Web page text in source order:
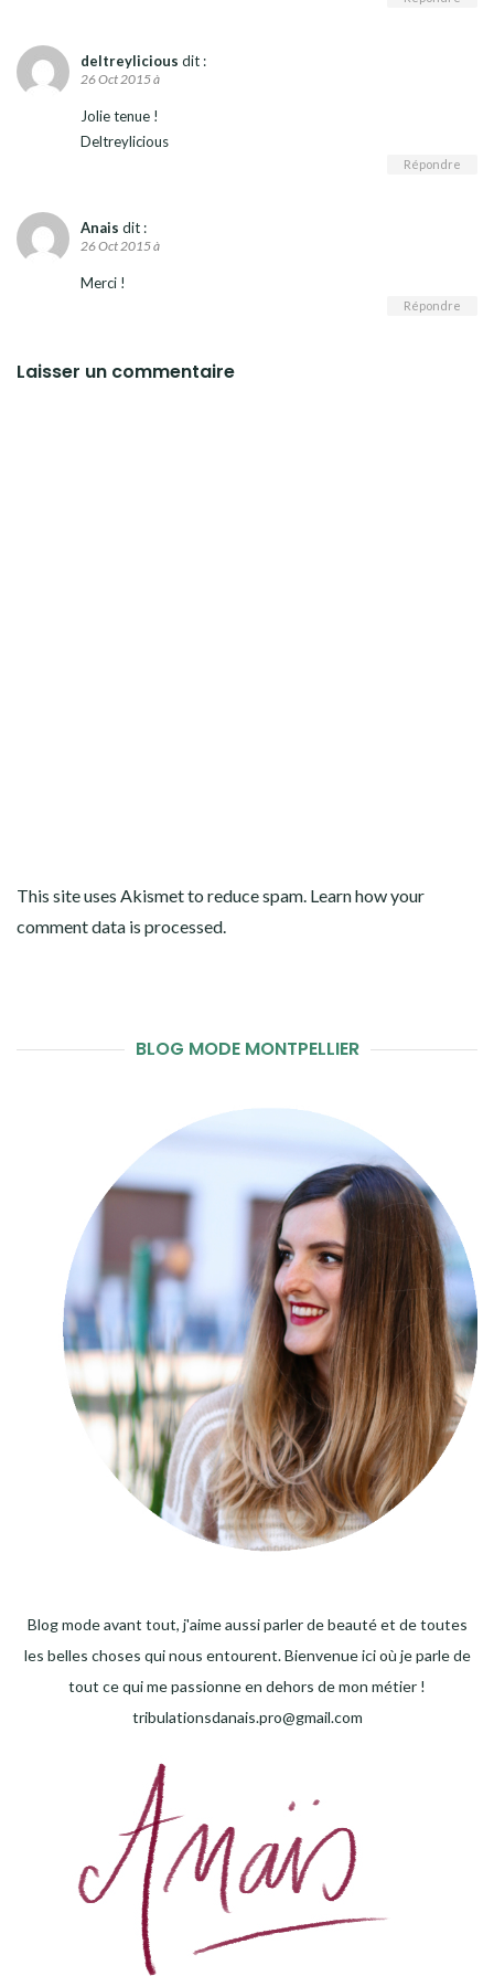
deltreylicious dit :
26 Oct 2015 à
Jolie tenue !
Deltreylicious
Répondre
Anais dit :
26 Oct 2015 à
Merci !
Répondre
Laisser un commentaire
This site uses Akismet to reduce spam. Learn how your
comment data is processed.
BLOG MODE MONTPELLIER
Blog mode avant tout, j'aime aussi parler de beauté et de toutes
les belles choses qui nous entourent. Bienvenue ici où je parle de
tout ce qui me passionne en dehors de mon métier !
tribulationsdanais.pro@gmail.com